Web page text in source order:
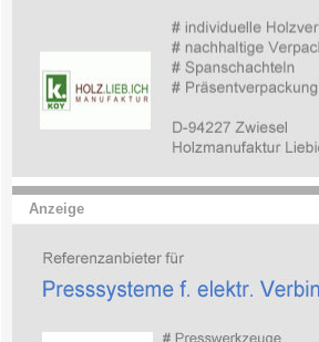
Anzeige